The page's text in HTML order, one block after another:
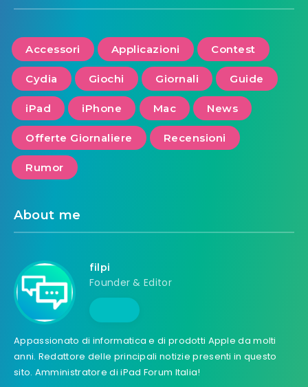
Accessori Applicazioni Contest
Cydia Giochi Giornali Guide
iPad iPhone Mac News
Offerte Giornaliere Recensioni
Rumor
About me
filpi
Founder & Editor
Appassionato di informatica e di prodotti Apple da molti
anni. Redattore delle principali notizie presenti in questo
sito. Amministratore di iPad Forum Italia!